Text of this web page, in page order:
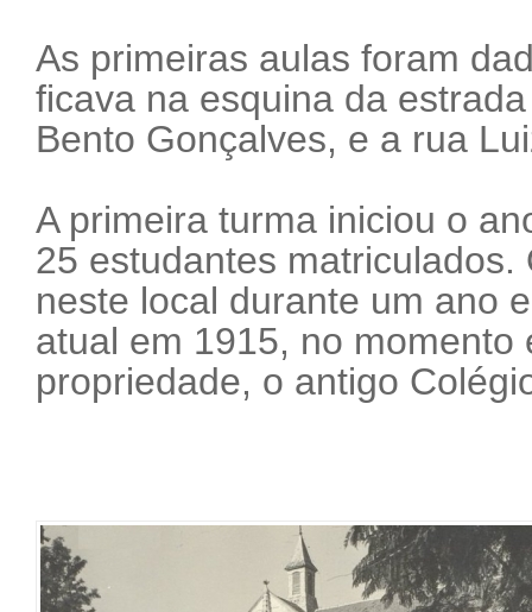
As primeiras aulas foram
ficava na esquina da
Bento Gonçalves, e a rua
A primeira turma iniciou o
25 estudantes
neste local durante um ano
atual em 1915, no
propriedade, o antigo